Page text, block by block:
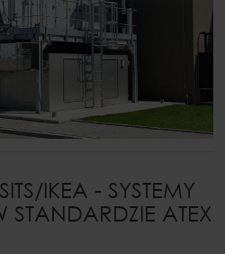
IKEA - SYSTEMY
STANDARDZIE ATEX